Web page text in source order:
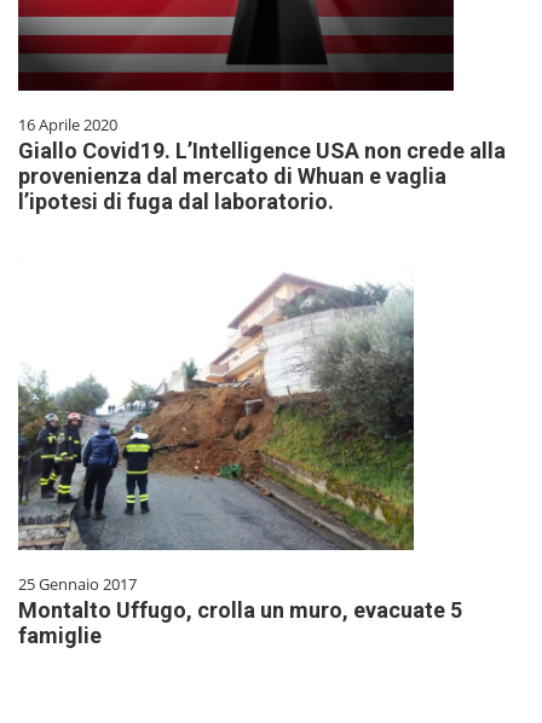
16 Aprile 2020
Giallo Covid19. L’Intelligence USA non crede alla
provenienza dal mercato di Whuan e vaglia
l’ipotesi di fuga dal laboratorio.
25 Gennaio 2017
Montalto Uffugo, crolla un muro, evacuate 5
famiglie